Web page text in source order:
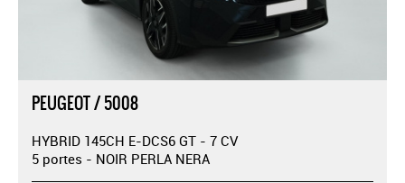
PEUGEOT / 5008
HYBRID 145CH E-DCS6 GT - 7 CV
5 portes - NOIR PERLA NERA